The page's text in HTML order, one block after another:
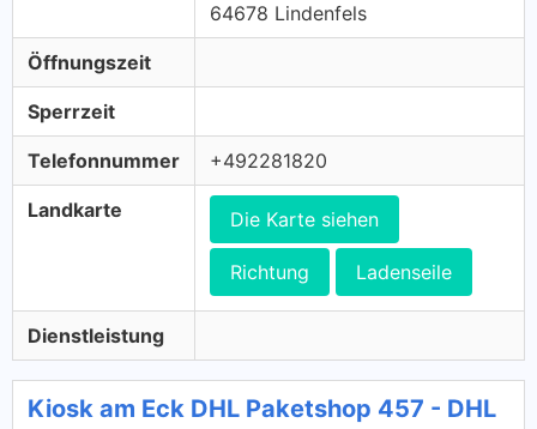
64678 Lindenfels
Öffnungszeit
Sperrzeit
Telefonnummer +492281820
Landkarte Die Karte siehen
Richtung Ladenseile
Dienstleistung
Kiosk am Eck DHL Paketshop 457 - DHL